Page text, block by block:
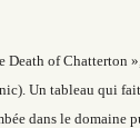
of Chatterton
Un tableau qui
dans le domaine